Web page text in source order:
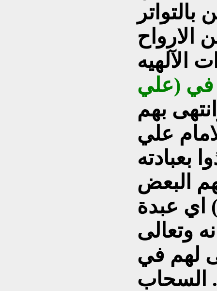
الارواح
الآلهيه
(علي
بهم
علي
بعبادته
البعض
اي عبدة
وتعالى
لهم في
السحاب .